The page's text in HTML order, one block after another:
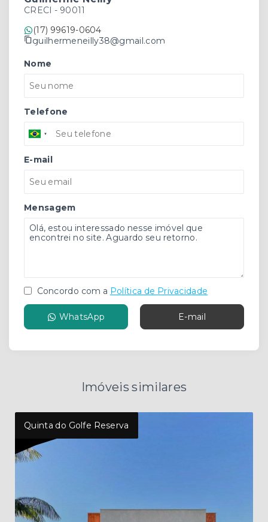
CRECI - 90011
(17) 99619-0604
guilhermeneilly38@gmail.com
Nome
Telefone
E-mail
Mensagem
Concordo com a Política de Privacidade
WhatsApp E-mail
Imóveis similares
Quinta do Golfe Reserva